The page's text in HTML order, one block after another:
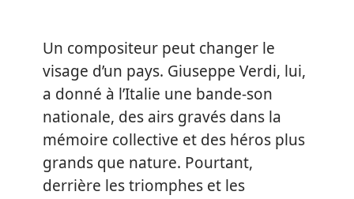
Un compositeur peut changer le
visage d’un pays. Giuseppe Verdi, lui,
a donné à l’Italie une bande-son
nationale, des airs gravés dans la
mémoire collective et des héros plus
grands que nature. Pourtant,
derrière les triomphes et les